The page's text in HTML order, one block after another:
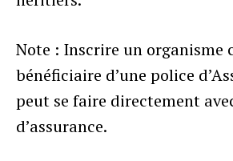
Note : Inscrire un organisme
bénéficiaire d’une police
peut se faire directement
d’assurance.